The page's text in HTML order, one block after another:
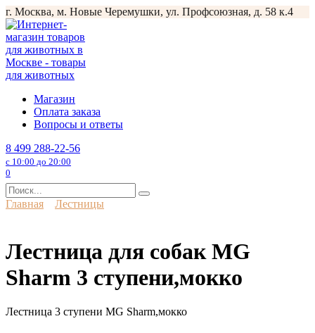
Перейти
к
содержанию
г. Москва, м. Новые Черемушки, ул. Профсоюзная, д. 58 к.4
Магазин
Оплата заказа
Вопросы и ответы
8 499 288-22-56
с 10:00 до 20:00
0
Search
for:
Главная Лестницы
Лестница для собак MG
Sharm 3 ступени,мокко
Лестница 3 ступени MG Sharm,мокко